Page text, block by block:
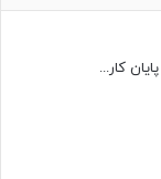
کار...